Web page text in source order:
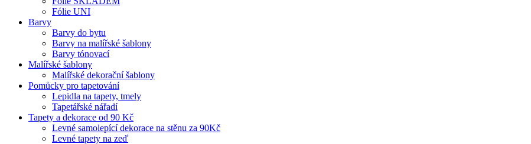
Fólie UNI
Barvy
Barvy do bytu
Barvy na malířské šablony
Barvy tónovací
Malířské šablony
Malířské dekorační šablony
Pomůcky pro tapetování
Lepidla na tapety, tmely
Tapetářské nářadí
Tapety a dekorace od 90 Kč
Levné samolepící dekorace na stěnu za 90Kč
Levné tapety na zeď